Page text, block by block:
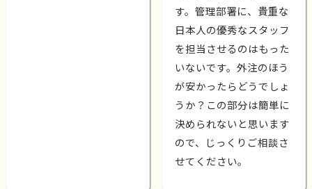
す。管理部署に、貴重な
日本人の優秀なスタッフ
を担当させるのはもった
いないです。外注のほう
が安かったらどうでしょ
うか？この部分は簡単に
決められないと思います
ので、じっくりご相談さ
せてください。